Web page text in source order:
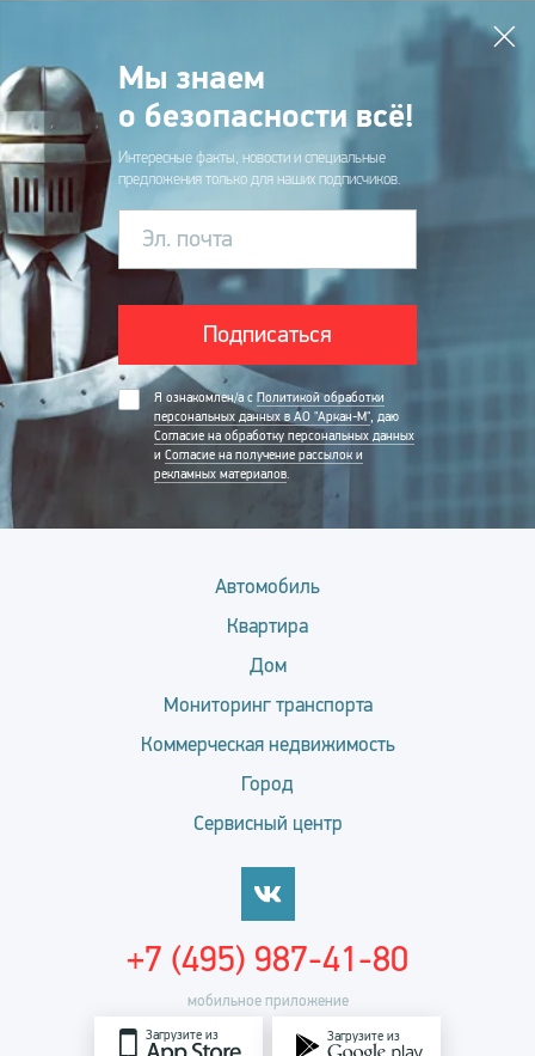
Мы знаем
о безопасности всё!
Интересные факты, новости и специальные
предложения только для наших подписчиков.
Эл. почта
Подписаться
Я ознакомлен/а с Политикой обработки
персональных данных в АО "Аркан-М", даю
Согласие на обработку персональных данных
и Согласие на получение рассылок и
рекламных материалов.
Автомобиль
Квартира
Дом
Мониторинг транспорта
Коммерческая недвижимость
Город
Сервисный центр
мобильное приложение
Загрузите из Загрузите из
+7 (495) 987-41-80